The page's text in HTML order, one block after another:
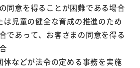
同意を得ることが困難である場合
は児童の健全な育成の推進のため
であって、お客さまの同意を得る
体などが法令の定める事務を実施